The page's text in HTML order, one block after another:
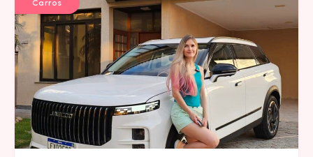
Carros